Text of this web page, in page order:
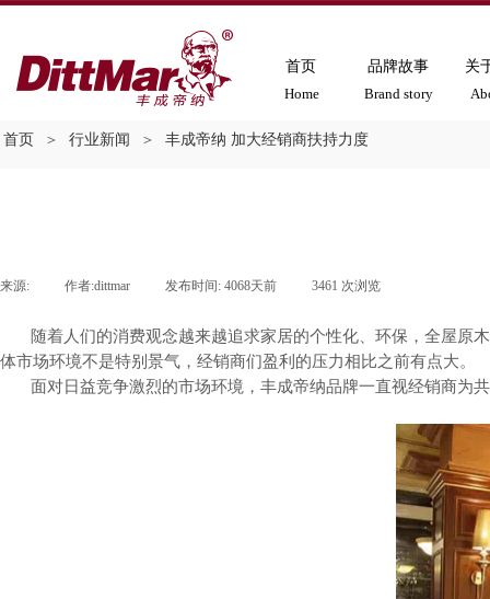
Home Brand story
首页 品牌故事 关
首页 ＞ 行业新闻 ＞ 丰成帝纳 加大经销商扶持力度
来源: 作者:dittmar 发布时间: 4068天前 3461 次浏览
随着人们的消费观念越来越追求家居的个性化、环保，全屋原
体市场环境不是特别景气，经销商们盈利的压力相比之前有点大。
面对日益竞争激烈的市场环境，丰成帝纳品牌一直视经销商为